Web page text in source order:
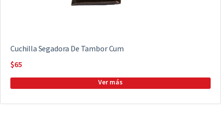
Cuchilla Segadora De Tambor Cum
$65